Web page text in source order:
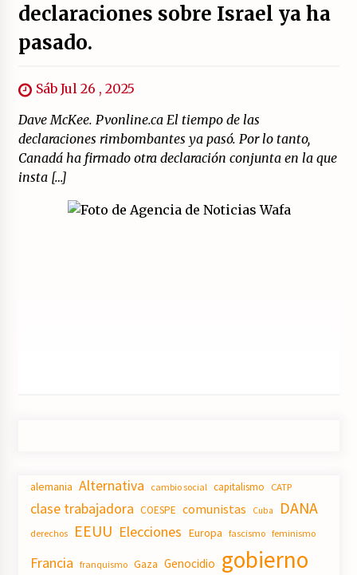
declaraciones sobre Israel ya ha
pasado.
Sáb Jul 26 , 2025
Dave McKee. Pvonline.ca El tiempo de las
declaraciones rimbombantes ya pasó. Por lo tanto,
Canadá ha firmado otra declaración conjunta en la que
insta […]
alemania Alternativa cambio social capitalismo CATP
clase trabajadora COESPE comunistas Cuba DANA
derechos EEUU Elecciones Europa fascismo feminismo
Francia franquismo Gaza Genocidio gobierno